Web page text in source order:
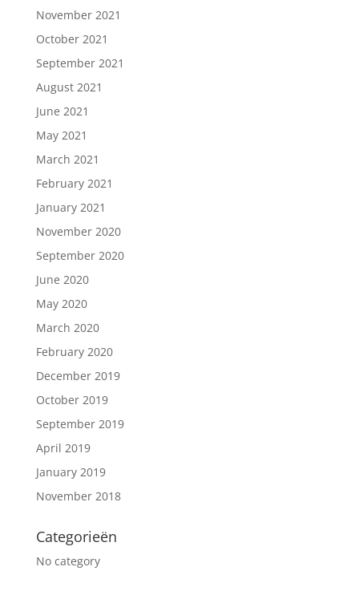
November 2021
October 2021
September 2021
August 2021
June 2021
May 2021
March 2021
February 2021
January 2021
November 2020
September 2020
June 2020
May 2020
March 2020
February 2020
December 2019
October 2019
September 2019
April 2019
January 2019
November 2018
Categorieën
No category